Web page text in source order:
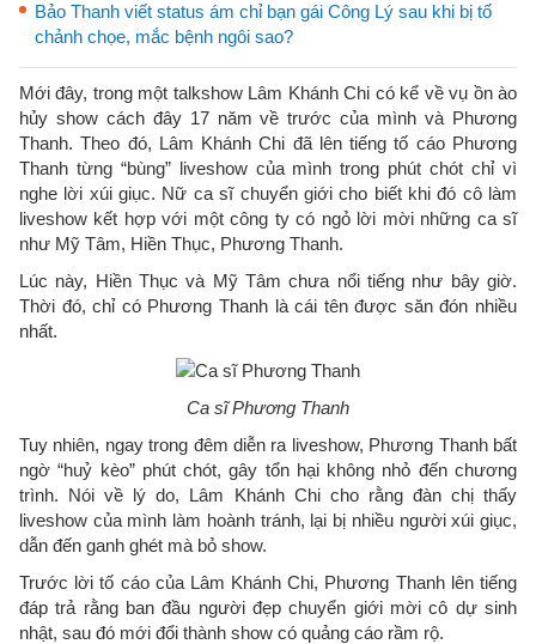
Bảo Thanh viết status ám chỉ bạn gái Công Lý sau khi bị tố
chảnh chọe, mắc bệnh ngôi sao?
Mới đây, trong một talkshow Lâm Khánh Chi có kể về vụ ồn ào
hủy show cách đây 17 năm về trước của mình và Phương
Thanh. Theo đó, Lâm Khánh Chi đã lên tiếng tố cáo Phương
Thanh từng “bùng” liveshow của mình trong phút chót chỉ vì
nghe lời xúi giục. Nữ ca sĩ chuyển giới cho biết khi đó cô làm
liveshow kết hợp với một công ty có ngỏ lời mời những ca sĩ
như Mỹ Tâm, Hiền Thục, Phương Thanh.
Lúc này, Hiền Thục và Mỹ Tâm chưa nổi tiếng như bây giờ.
Thời đó, chỉ có Phương Thanh là cái tên được săn đón nhiều
nhất.
Ca sĩ Phương Thanh
Tuy nhiên, ngay trong đêm diễn ra liveshow, Phương Thanh bất
ngờ “huỷ kèo” phút chót, gây tổn hại không nhỏ đến chương
trình. Nói về lý do, Lâm Khánh Chi cho rằng đàn chị thấy
liveshow của mình làm hoành tránh, lại bị nhiều người xúi giục,
dẫn đến ganh ghét mà bỏ show.
Trước lời tố cáo của Lâm Khánh Chi, Phương Thanh lên tiếng
đáp trả rằng ban đầu người đẹp chuyển giới mời cô dự sinh
nhật, sau đó mới đổi thành show có quảng cáo rầm rộ.